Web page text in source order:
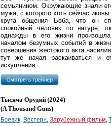
семьянином. Окружающие знали
мужа, с которого хоть сейчас
круга общения Боба, что он
спокойный человек по натуре,
однажды в его жизни произошла
началом безумных событий в
совершения жестокого акта
тут же начал раскаиваться и
искупления.
Cмотреть трейлер
Тысяча Орудий (2024)
(A Thousand Guns)
Боевик Вестерн Зарубежный фильм